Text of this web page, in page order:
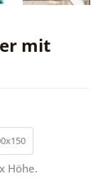
mit
Höhe.